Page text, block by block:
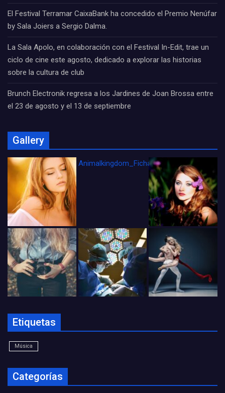
El Festival Terramar CaixaBank ha concedido el Premio Nenúfar
by Sala Joiers a Sergio Dalma.
La Sala Apolo, en colaboración con el Festival In-Edit, trae un
ciclo de cine este agosto, dedicado a explorar las historias
sobre la cultura de club
Brunch Electronik regresa a los Jardines de Joan Brossa entre
el 23 de agosto y el 13 de septiembre
Gallery
Animalkingdom_FichaCine
Etiquetas
Música
Categorías